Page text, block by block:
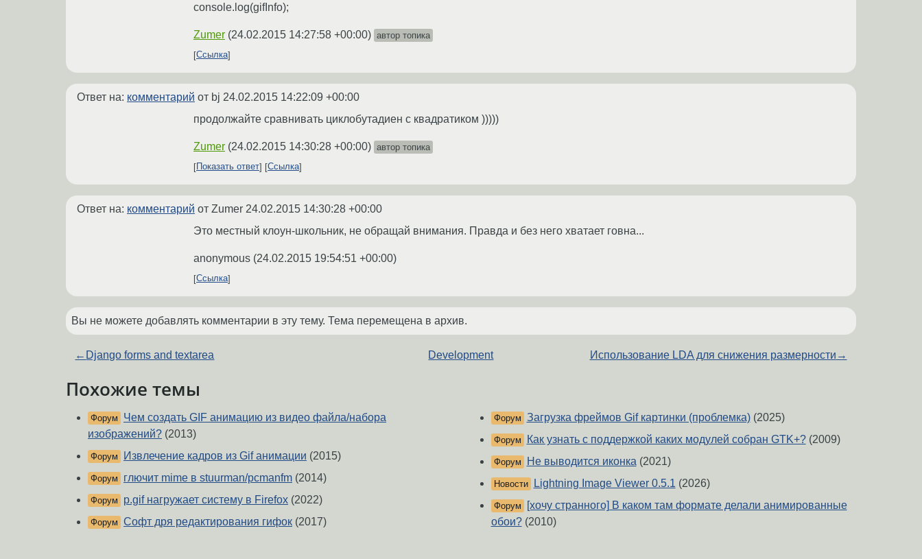
console.log(gifInfo);
Zumer (24.02.2015 14:27:58 +00:00) автор топика
Ссылка
Ответ на: комментарий от bj 24.02.2015 14:22:09 +00:00
продолжайте сравнивать циклобутадиен с квадратиком )))))
Zumer (24.02.2015 14:30:28 +00:00) автор топика
Показать ответ
Ссылка
Ответ на: комментарий от Zumer 24.02.2015 14:30:28 +00:00
Это местный клоун-школьник, не обращай внимания. Правда и без него хватает говна...
anonymous (24.02.2015 19:54:51 +00:00)
Ссылка
Вы не можете добавлять комментарии в эту тему. Тема перемещена в архив.
← Django forms and textarea Development Использование LDA для снижения размерности →
Похожие темы
Форум
Чем создать GIF анимацию из видео файла/набора
изображений? (2013)
Форум Извлечение кадров из Gif анимации (2015)
Форум глючит mime в stuurman/pcmanfm (2014)
Форум p.gif нагружает систему в Firefox (2022)
Форум Софт дря редактирования гифок (2017)
Форум Загрузка фреймов Gif картинки (проблемка)(2025)
Форум Как узнать с поддержкой каких модулей собран GTK+?(2009)
Форум Не выводится иконка (2021)
Новости Lightning Image Viewer 0.5.1 (2026)
Форум
[хочу странного] В каком там формате делали анимированные
обои?(2010)